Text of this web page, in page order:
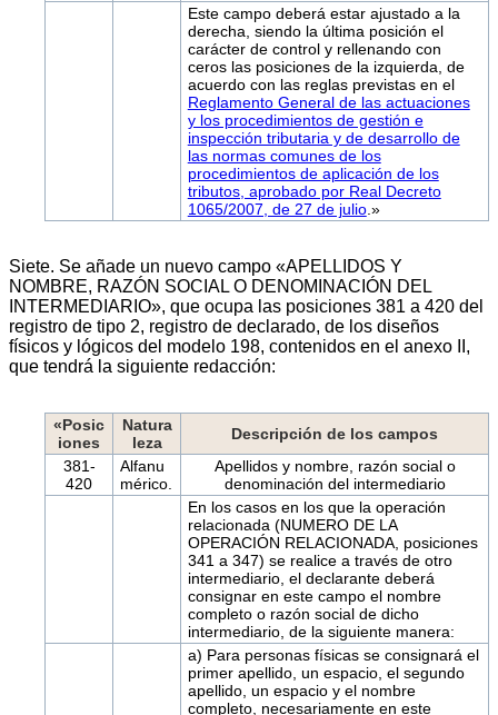
Este campo deberá estar ajustado a la
derecha, siendo la última posición el
carácter de control y rellenando con
ceros las posiciones de la izquierda, de
acuerdo con las reglas previstas en el
Reglamento General de las actuaciones
y los procedimientos de gestión e
inspección tributaria y de desarrollo de
las normas comunes de los
procedimientos de aplicación de los
tributos, aprobado por Real Decreto
1065/2007, de 27 de julio.»
Siete. Se añade un nuevo campo «APELLIDOS Y
NOMBRE, RAZÓN SOCIAL O DENOMINACIÓN DEL
INTERMEDIARIO», que ocupa las posiciones 381 a 420 del
registro de tipo 2, registro de declarado, de los diseños
físicos y lógicos del modelo 198, contenidos en el anexo II,
que tendrá la siguiente redacción:
«Posic
iones
Natura
leza
Descripción de los campos
381-
420
Alfanu
mérico.
Apellidos y nombre, razón social o
denominación del intermediario
En los casos en los que la operación
relacionada (NUMERO DE LA
OPERACIÓN RELACIONADA, posiciones
341 a 347) se realice a través de otro
intermediario, el declarante deberá
consignar en este campo el nombre
completo o razón social de dicho
intermediario, de la siguiente manera:
a) Para personas físicas se consignará el
primer apellido, un espacio, el segundo
apellido, un espacio y el nombre
completo, necesariamente en este